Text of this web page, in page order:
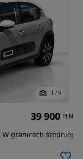
1 / 6
39 900 PLN
W granicach średniej